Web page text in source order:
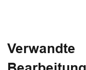
Verwandte